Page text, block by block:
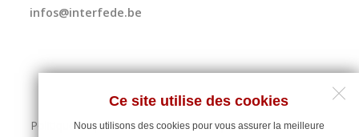
Ce site utilise des cookies
Nous utilisons des cookies pour vous assurer la meilleure
infos@interfede.be
Politique de protection des données personnelles